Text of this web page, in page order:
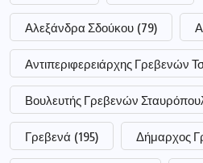
Αλεξάνδρα Σδούκου (79)
Αντιπεριφερειάρχης Γρεβενών
Βουλευτής Γρεβενών
Γρεβενά (195) Δήμαρχος